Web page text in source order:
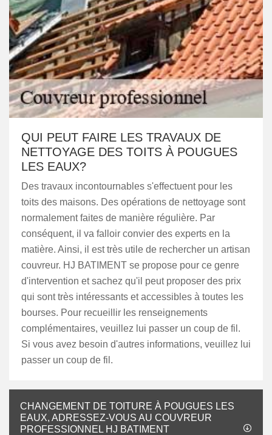
QUI PEUT FAIRE LES TRAVAUX DE
NETTOYAGE DES TOITS À POUGUES
LES EAUX?
Des travaux incontournables s'effectuent pour les
toits des maisons. Des opérations de nettoyage sont
normalement faites de manière régulière. Par
conséquent, il va falloir convier des experts en la
matière. Ainsi, il est très utile de rechercher un artisan
couvreur. HJ BATIMENT se propose pour ce genre
d'intervention et sachez qu'il peut proposer des prix
qui sont très intéressants et accessibles à toutes les
bourses. Pour recueillir les renseignements
complémentaires, veuillez lui passer un coup de fil.
Si vous avez besoin d'autres informations, veuillez lui
passer un coup de fil.
CHANGEMENT DE TOITURE À POUGUES LES
EAUX, ADRESSEZ-VOUS AU COUVREUR
PROFESSIONNEL HJ BATIMENT